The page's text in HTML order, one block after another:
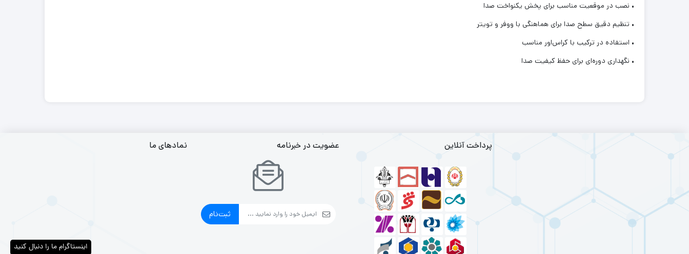
• نصب در موقعیت مناسب برای پخش یکنواخت صدا
• تنظیم دقیق سطح صدا برای هماهنگی با ووفر و تویتر
• استفاده در ترکیب با کراس‌اور مناسب
• نگهداری دوره‌ای برای حفظ کیفیت صدا
پرداخت آنلاین عضویت در خبرنامه
ثبت‌نام
نمادهای ما
اینستاگرام ما را دنبال کنید